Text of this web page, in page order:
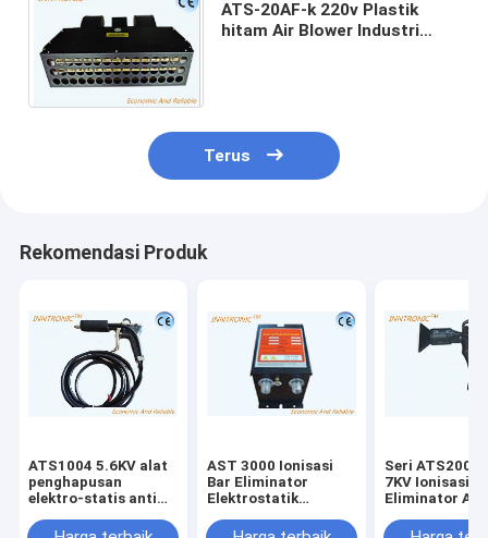
ATS-20AF-k 220v Plastik
hitam Air Blower Industri
Terus
Rekomendasi Produk
ATS1004 5.6KV alat
penghapusan
elektro-statis anti
untuk
AST 3000 Ionisasi
Bar Eliminator
Elektrostatik
Perangkat 220V /
Seri ATS2000
7KV Ionisasi
Eliminator Air
0.8MPa untuk